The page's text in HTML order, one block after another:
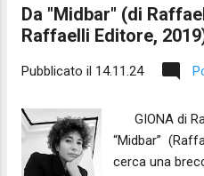
rumore di
nella
dell'Antico
che sono
rivelano
Da "Midbar" (di
Raffaelli Editore,
Pubblicato il 14.11.24
GIONA di
“Midbar”
cerca una